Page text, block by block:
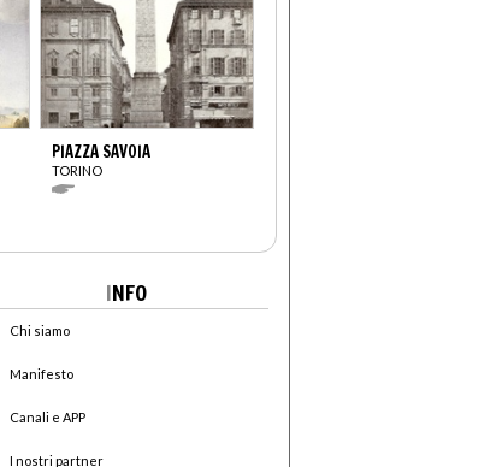
PIAZZA SAVOIA
TORINO
INFO
Chi siamo
Manifesto
Canali e APP
I nostri partner